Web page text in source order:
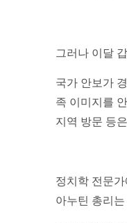
그러나 이달
국가 안보가
족 이미지를
지역 방문 등
정치학 전문
아누틴 총리